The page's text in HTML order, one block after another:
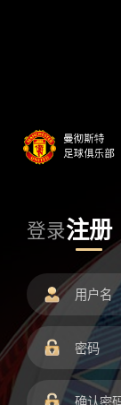
登录注册